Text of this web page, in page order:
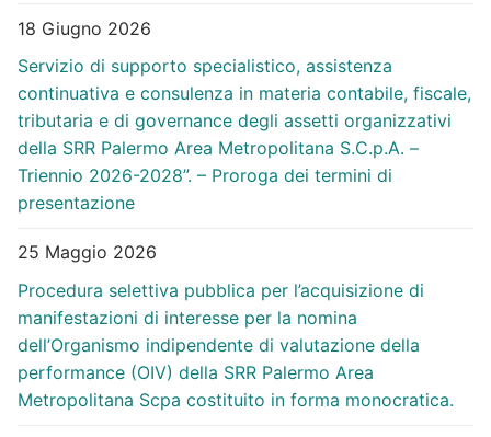
18 Giugno 2026
Servizio di supporto specialistico, assistenza
continuativa e consulenza in materia contabile, fiscale,
tributaria e di governance degli assetti organizzativi
della SRR Palermo Area Metropolitana S.C.p.A. –
Triennio 2026-2028”. – Proroga dei termini di
presentazione
25 Maggio 2026
Procedura selettiva pubblica per l’acquisizione di
manifestazioni di interesse per la nomina
dell’Organismo indipendente di valutazione della
performance (OIV) della SRR Palermo Area
Metropolitana Scpa costituito in forma monocratica.